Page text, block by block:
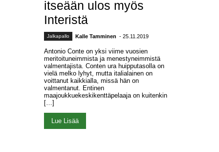
itseään ulos myös
Interistä
Jalkapallo Kalle Tamminen - 25.11.2019
Antonio Conte on yksi viime vuosien
meritoituneimmista ja menestyneimmistä
valmentajista. Conten ura huipputasolla on
vielä melko lyhyt, mutta italialainen on
voittanut kaikkialla, missä hän on
valmentanut. Entinen
maajoukkuekeskikenttäpelaaja on kuitenkin
[…]
Lue Lisää